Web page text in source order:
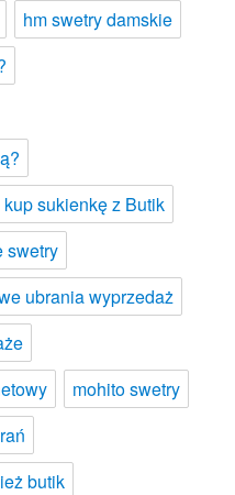
hm swetry damskie
kup sukienkę z Butik
swetry
ubrania wyprzedaż
mohito swetry
butik